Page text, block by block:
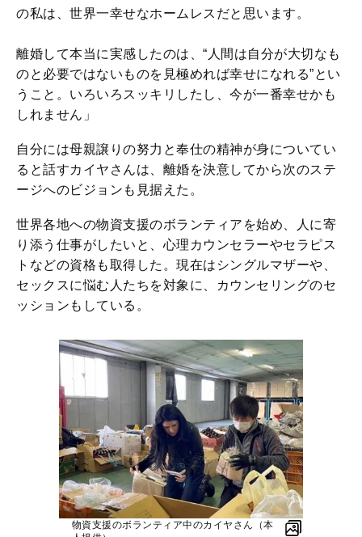
の私は、世界一幸せなホームレスだと思います。
離婚して本当に実感したのは、“人間は自分が大切なも
のと必要ではないものを見極めれば幸せになれる”とい
うこと。いろいろスッキリしたし、今が一番幸せかも
しれません」
自分には母親譲りの努力と奉仕の精神が身についてい
ると話すカイヤさんは、離婚を決意してから次のステ
ージへのビジョンも見据えた。
世界各地への物資支援のボランティアを始め、人に寄
り添う仕事がしたいと、心理カウンセラーやセラピス
トなどの資格も取得した。現在はシングルマザーや、
セックスに悩む人たちを対象に、カウンセリングのセ
ッションもしている。
物資支援のボランティア中のカイヤさん（本